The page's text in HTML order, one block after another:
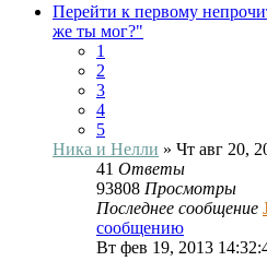
Перейти к первому
же ты мог?"
1
2
3
4
5
Ника и Нелли » Чт авг 20,
41 Ответы
93808 Просмотры
Последнее сообщение
сообщению
Вт фев 19, 2013